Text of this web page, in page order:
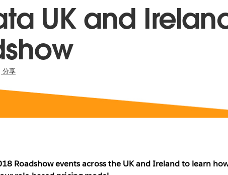
UK and
分享
Roadshow events across the UK and Ireland to learn